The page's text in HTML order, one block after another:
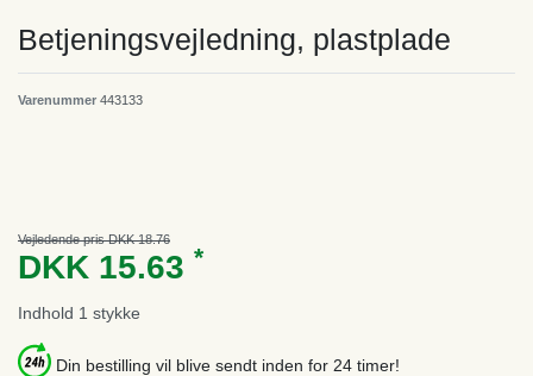
Betjeningsvejledning, plastplade
Varenummer 443133
Vejledende pris DKK 18.76
DKK 15.63 *
Indhold 1 stykke
Din bestilling vil blive sendt inden for 24 timer!